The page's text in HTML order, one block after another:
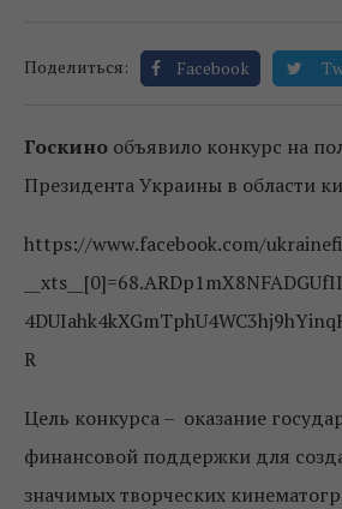
Поделиться: Facebook
Госкино объявило конкурс на
Президента Украины в области
https://www.facebook.com/
R
Цель конкурса – оказание
финансовой поддержки для
значимых творческих